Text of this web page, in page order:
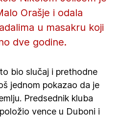
Orašje i odala
u masakru koji
dve godine.
bio slučaj i prethodne
jednom pokazao da je
Predsednik kluba
vence u Duboni i